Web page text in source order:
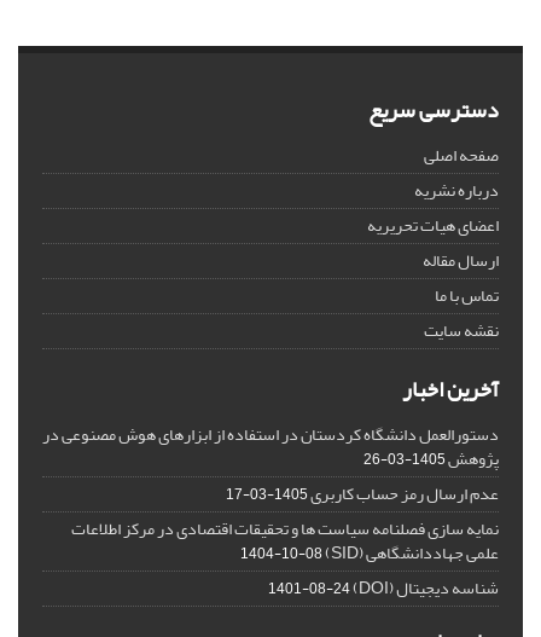
دسترسی سریع
صفحه اصلی
درباره نشریه
اعضای هیات تحریریه
ارسال مقاله
تماس با ما
نقشه سایت
آخرین اخبار
دستورالعمل دانشگاه کردستان در استفاده از ابزارهای هوش مصنوعی در
پژوهش1405-03-26
عدم ارسال رمز حساب کاربری1405-03-17
نمایه سازی فصلنامه سیاست ها و تحقیقات اقتصادی در مرکز اطلاعات
علمی جهاددانشگاهی (SID) 1404-10-08
شناسه دیجیتال (DOI) 1401-08-24